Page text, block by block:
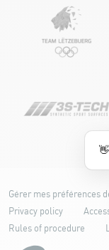
Gérer mes préférences
Privacy policy
Rules of procedure